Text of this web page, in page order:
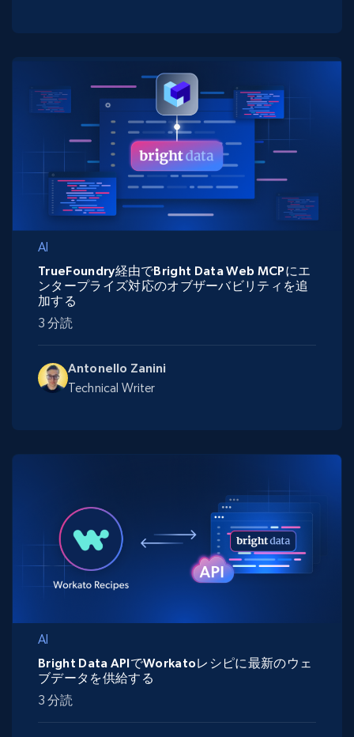
AI
Antonello Zanini
Technical Writer
TrueFoundry経由でBright Data Web MCPにエ
ンタープライズ対応のオブザーバビリティを追
加する
3 分読
AI
Bright Data APIでWorkatoレシピに最新のウェ
ブデータを供給する
3 分読